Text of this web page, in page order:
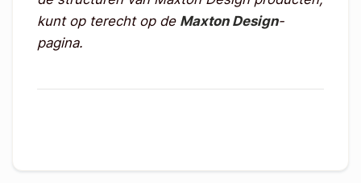
kunt op terecht op de Maxton Design-
pagina.